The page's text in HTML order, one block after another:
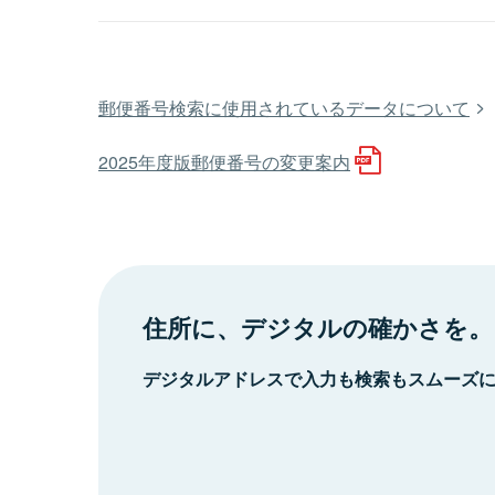
郵便番号検索に使用されているデータについて
2025年度版郵便番号の変更案内
住所に、デジタルの確かさを。
デジタルアドレスで入力も検索もスムーズ